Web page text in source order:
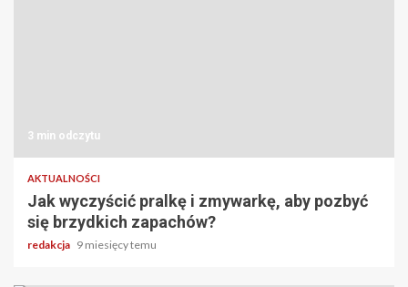
3 min odczytu
AKTUALNOŚCI
Jak wyczyścić pralkę i zmywarkę, aby pozbyć
się brzydkich zapachów?
redakcja 9 miesięcy temu